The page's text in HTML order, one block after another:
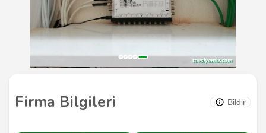
Firma Bilgileri Bildir